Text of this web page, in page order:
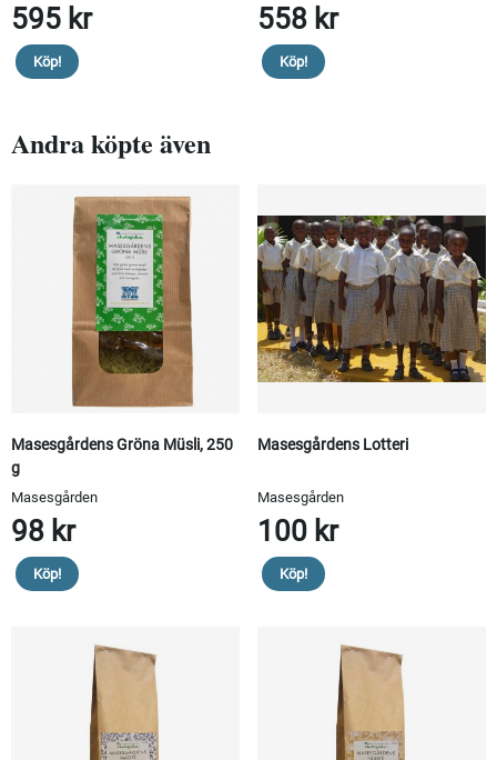
595 kr
Köp!
558 kr
Köp!
Andra köpte även
Masesgårdens Gröna Müsli, 250
g
Masesgården
98 kr
Köp!
Masesgårdens Lotteri
Masesgården
100 kr
Köp!